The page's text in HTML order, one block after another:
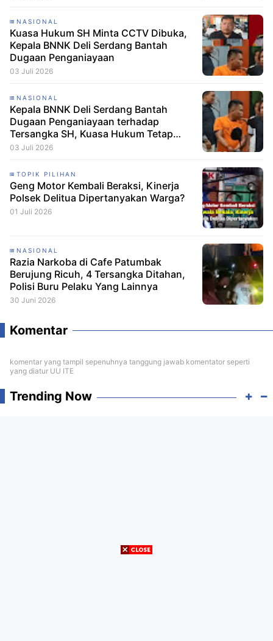
NASIONAL
Kuasa Hukum SH Minta CCTV Dibuka,
Kepala BNNK Deli Serdang Bantah
Dugaan Penganiayaan
03 Juli 2026
NASIONAL
Kepala BNNK Deli Serdang Bantah
Dugaan Penganiayaan terhadap
Tersangka SH, Kuasa Hukum Tetap
Minta CCTV Dibuka
03 Juli 2026
TOPIK PILIHAN
Geng Motor Kembali Beraksi, Kinerja
Polsek Delitua Dipertanyakan Warga?
01 Juli 2026
NASIONAL
Razia Narkoba di Cafe Patumbak
Berujung Ricuh, 4 Tersangka Ditahan,
Polisi Buru Pelaku Yang Lainnya
30 Juni 2026
Komentar
komentar yang tampil sepenuhnya tanggung jawab komentator seperti
yang diatur UU ITE
Trending Now